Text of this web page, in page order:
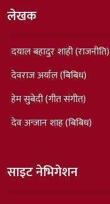
लेखक
दयाल बहादुर शाही (राजनीति)
देवराज अर्याल (बिबिध)
हेम सुबेदी (गीत संगीत)
देव अन्जान शाह (बिबिध)
साइट नेभिगेशन